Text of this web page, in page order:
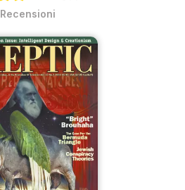
Recensioni